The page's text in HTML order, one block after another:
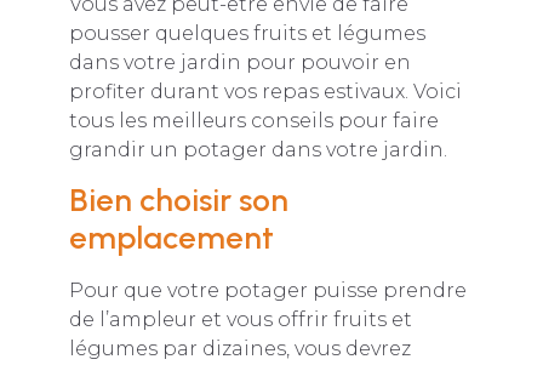
pousser quelques fruits et légumes
dans votre jardin pour pouvoir en
profiter durant vos repas estivaux. Voici
tous les meilleurs conseils pour faire
grandir un potager dans votre jardin.
Bien choisir son
emplacement
Pour que votre potager puisse prendre
de l’ampleur et vous offrir fruits et
légumes par dizaines, vous devrez